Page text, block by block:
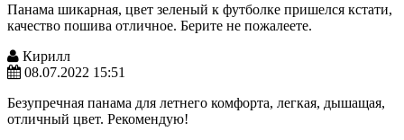
Панама шикарная, цвет зеленый к футболке пришелся кстати,
качество пошива отличное. Берите не пожалеете.
Кирилл
08.07.2022 15:51
Безупречная панама для летнего комфорта, легкая, дышащая,
отличный цвет. Рекомендую!